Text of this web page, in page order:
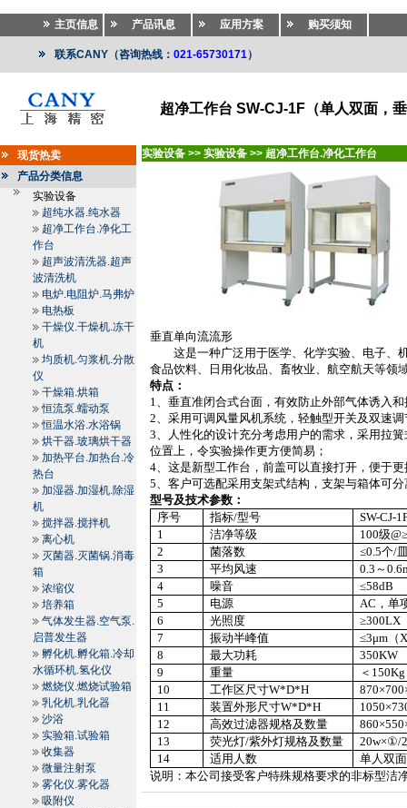
主页信息 产品讯息 应用方案 购买须知
联系CANY（咨询热线： 021-65730171）
超净工作台 SW-CJ-1F（单人双面，
现货热卖
产品分类信息
实验设备
超纯水器.纯水器
超净工作台.净化工
作台
超声波清洗器.超声
波清洗机
电炉.电阻炉.马弗炉
电热板
干燥仪.干燥机.冻干
机
均质机.匀浆机.分散
仪
干燥箱.烘箱
恒流泵.蠕动泵
恒温水浴.水浴锅
烘干器.玻璃烘干器
加热平台.加热台.冷
热台
加湿器.加湿机.除湿
机
搅拌器.搅拌机
离心机
灭菌器.灭菌锅.消毒
箱
浓缩仪
培养箱
气体发生器.空气泵.
启普发生器
孵化机.孵化箱.冷却
水循环机.氢化仪
燃烧仪.燃烧试验箱
乳化机.乳化器
沙浴
实验箱.试验箱
收集器
微量注射泵
雾化仪.雾化器
吸附仪
实验设备 >> 实验设备 >> 超净工作台.净化工作台
垂直单向流流形
这是一种广泛用于医学、化学实验、电子、
食品饮料、日用化妆品、畜牧业、航空航天等领
特点：
1、垂直准闭合式台面，有效防止外部气体诱入
2、采用可调风量风机系统，轻触型开关及双速
3、人性化的设计充分考虑用户的需求，采用拉
位置上，令实验操作更方便简易；
4、这是新型工作台，前盖可以直接打开，便于
5、客户可选配采用支架式结构，支架与箱体可
型号及技术参数：
序号
指标/型号 SW-CJ-
1
洁净等级 100级
2
菌落数 ≤0.5个/
3
平均风速 0.3 ～
4
噪音
≤58dB
5
电源 AC ，单
6
光照度
≥300LX
7
振动半峰值 ≤3μm （
8
最大功耗
350KW
9
重量 ＜ 150Kg
10
工作区尺寸W*D*H
11
装置外形尺寸W*D*H
12
高效过滤器规格及数量
13
荧光灯/紫外灯规格及数量
20w×①/
14
适用人数
单人双面
说明：本公司接受客户特殊规格要求的非标型洁